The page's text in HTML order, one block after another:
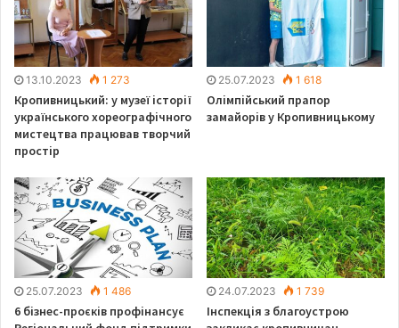
європейські нафтотрейдери
ставили високі спекулятивні
націнки. Тепер їхній ринок
залився, наш теж, попит упав і
націнка, яку вони гилили для нас,
зменшилася», — каже Сергій
Динаміка цін на бензин та дизпаливо на АЗС України
13.10.2023 1 273
Кропивницький: у музеї історії
українського хореографічного
мистецтва працював творчий
простір
25.07.2023 1 618
Олімпійський прапор
замайорів у Кропивницькому
25.07.2023 1 486
6 бізнес-проєків профінансує
24.07.2023 1 739
Інспекція з благоустрою